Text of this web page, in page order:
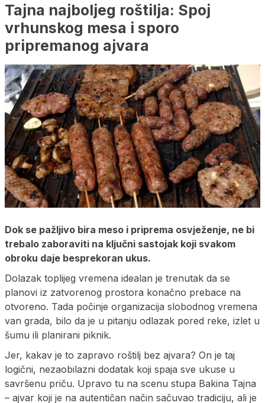
Tajna najboljeg roštilja: Spoj
vrhunskog mesa i sporo
pripremanog ajvara
Dok se pažljivo bira meso i priprema osvježenje, ne bi
trebalo zaboraviti na ključni sastojak koji svakom
obroku daje besprekoran ukus.
Dolazak toplijeg vremena idealan je trenutak da se
planovi iz zatvorenog prostora konačno prebace na
otvoreno. Tada počinje organizacija slobodnog vremena
van grada, bilo da je u pitanju odlazak pored reke, izlet u
šumu ili planirani piknik.
Jer, kakav je to zapravo roštilj bez ajvara? On je taj
logični, nezaobilazni dodatak koji spaja sve ukuse u
savršenu priču. Upravo tu na scenu stupa Bakina Tajna
– ajvar koji je na autentičan način sačuvao tradiciju, ali je